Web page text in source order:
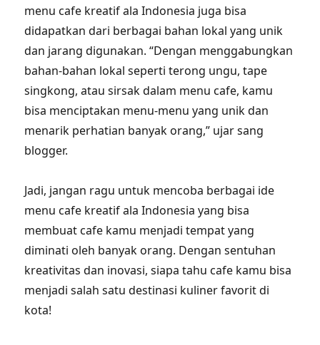
menu cafe kreatif ala Indonesia juga bisa
didapatkan dari berbagai bahan lokal yang unik
dan jarang digunakan. “Dengan menggabungkan
bahan-bahan lokal seperti terong ungu, tape
singkong, atau sirsak dalam menu cafe, kamu
bisa menciptakan menu-menu yang unik dan
menarik perhatian banyak orang,” ujar sang
blogger.
Jadi, jangan ragu untuk mencoba berbagai ide
menu cafe kreatif ala Indonesia yang bisa
membuat cafe kamu menjadi tempat yang
diminati oleh banyak orang. Dengan sentuhan
kreativitas dan inovasi, siapa tahu cafe kamu bisa
menjadi salah satu destinasi kuliner favorit di
kota!